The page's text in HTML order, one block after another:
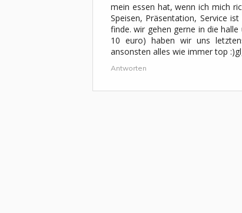
mein essen hat, wenn ich mich
Speisen, Präsentation, Service
finde. wir gehen gerne in die
10 euro) haben wir uns
ansonsten alles wie immer top
Antworten